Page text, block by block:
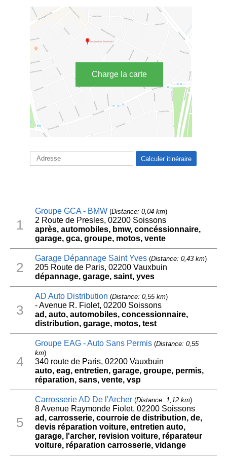
Charge la carte
1
Groupe GCA - BMW(Distance: 0,04 km)
2 Route de Presles, 02200 Soissons
après, automobiles, bmw, concéssionnaire,
garage, gca, groupe, motos, vente
2
Garage Dépannage Saint Yves(Distance: 0,43 km)
205 Route de Paris, 02200 Vauxbuin
dépannage, garage, saint, yves
3
AD Auto Distribution (Distance: 0,55 km)
- Avenue R. Fiolet, 02200 Soissons
ad, auto, automobiles, concessionnaire,
distribution, garage, motos, test
4
Groupe EAG - Auto Sans Permis(Distance: 0,55
km)
340 route de Paris, 02200 Vauxbuin
auto, eag, entretien, garage, groupe, permis,
réparation, sans, vente, vsp
5
Carrosserie AD De l'Archer(Distance: 1,12 km)
8 Avenue Raymonde Fiolet, 02200 Soissons
ad, carrosserie, courroie de distribution, de,
devis réparation voiture, entretien auto,
garage, l'archer, revision voiture, réparateur
voiture, réparation carrosserie, vidange